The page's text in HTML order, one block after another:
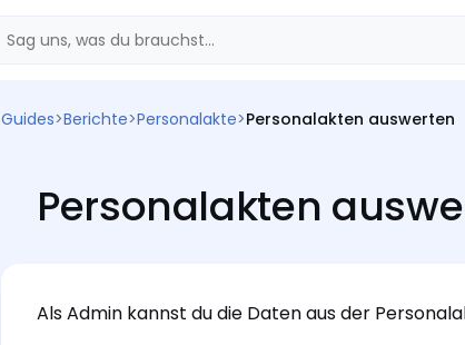
Guides>Berichte>Personalakte>Personalakten auswerten
Personalakten
Als Admin kannst du die Daten aus der